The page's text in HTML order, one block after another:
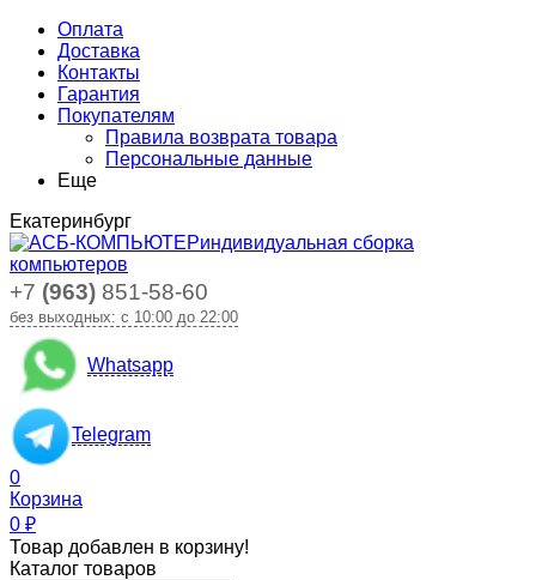
Оплата
Доставка
Контакты
Гарантия
Покупателям
Правила возврата товара
Персональные данные
Еще
Екатеринбург
индивидуальная сборка
компьютеров
+7 (963) 851-58-60
без выходных: с 10:00 до 22:00
Whatsapp
Telegram
0
Корзина
0 ₽
Товар добавлен в корзину!
Каталог товаров